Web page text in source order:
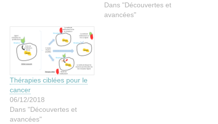
Dans "Découvertes et
avancées"
Thérapies ciblées pour le
cancer
06/12/2018
Dans "Découvertes et
avancées"